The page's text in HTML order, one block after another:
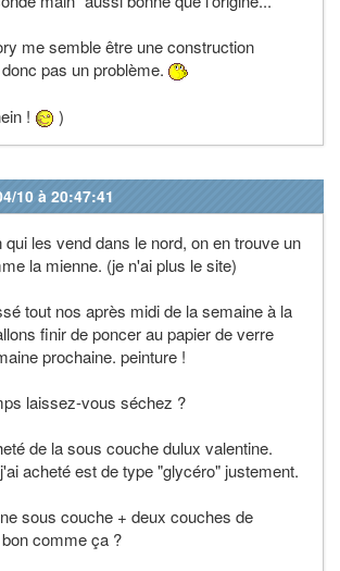
me semble être une construction
pas un problème.
! )
10 à 20:47:41
les vend dans le nord, on en trouve un
la mienne. (je n'ai plus le site)
tout nos après midi de la semaine à la
finir de poncer au papier de verre
prochaine. peinture !
laissez-vous séchez ?
de la sous couche dulux valentine.
acheté est de type "glycéro" justement.
sous couche + deux couches de
comme ça ?